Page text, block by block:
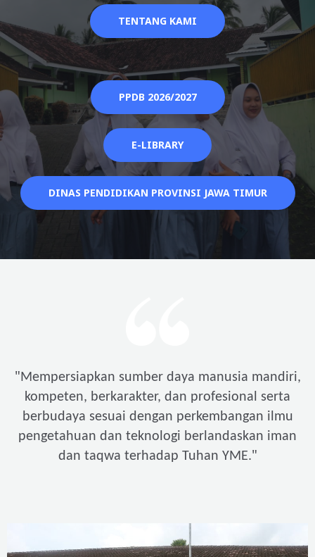
TENTANG KAMI
PPDB 2026/2027
E-LIBRARY
DINAS PENDIDIKAN PROVINSI JAWA TIMUR
"Mempersiapkan sumber daya manusia mandiri,
kompeten, berkarakter, dan profesional serta
berbudaya sesuai dengan perkembangan ilmu
pengetahuan dan teknologi berlandaskan iman
dan taqwa terhadap Tuhan YME."